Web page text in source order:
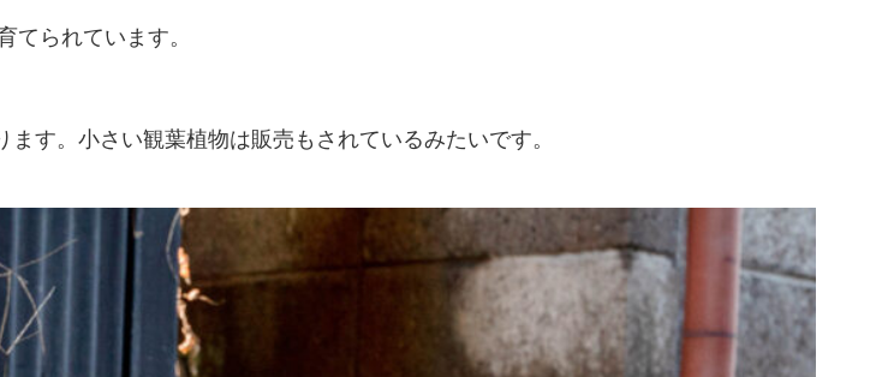
てられています。
ます。小さい観葉植物は販売もされているみたいです。